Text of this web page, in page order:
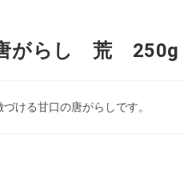
がらし 荒 250g
ける甘口の唐がらしです。